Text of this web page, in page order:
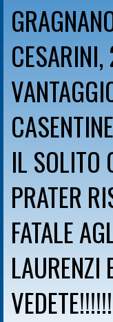
CESARINI,
IL SOLITO
PRATER
FATALE
LAURENZI